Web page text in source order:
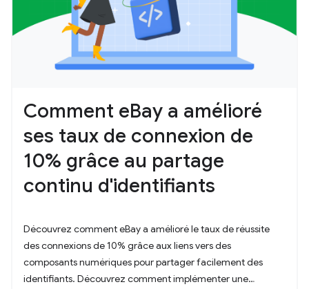
Comment eBay a amélioré
ses taux de connexion de
10% grâce au partage
continu d'identifiants
Découvrez comment eBay a amélioré le taux de réussite
des connexions de 10% grâce aux liens vers des
composants numériques pour partager facilement des
identifiants. Découvrez comment implémenter une